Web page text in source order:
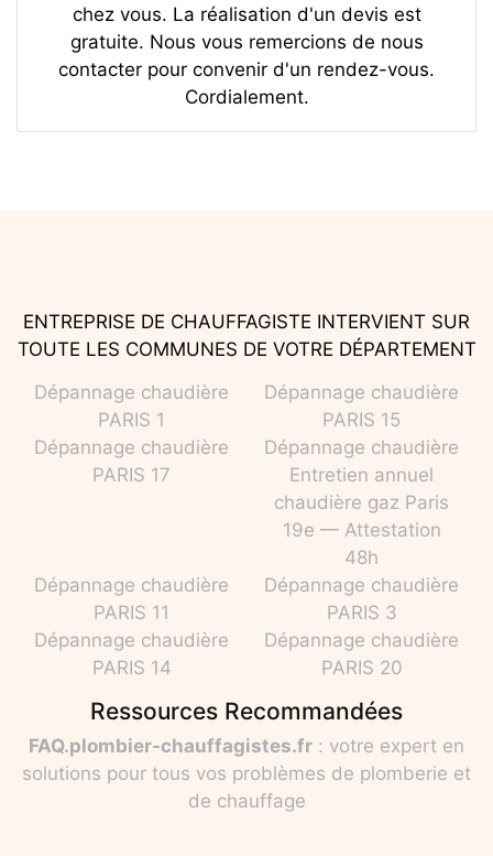
chez vous. La réalisation d'un devis est
gratuite. Nous vous remercions de nous
contacter pour convenir d'un rendez-vous.
Cordialement.
ENTREPRISE DE CHAUFFAGISTE INTERVIENT SUR
TOUTE LES COMMUNES DE VOTRE DÉPARTEMENT
Dépannage chaudière
PARIS 1
Dépannage chaudière
PARIS 15
Dépannage chaudière
PARIS 17
Dépannage chaudière
Entretien annuel
chaudière gaz Paris
19e — Attestation
48h
Dépannage chaudière
PARIS 11
Dépannage chaudière
PARIS 3
Dépannage chaudière
PARIS 14
Dépannage chaudière
PARIS 20
Ressources Recommandées
FAQ.plombier-chauffagistes.fr : votre expert en
solutions pour tous vos problèmes de plomberie et
de chauffage